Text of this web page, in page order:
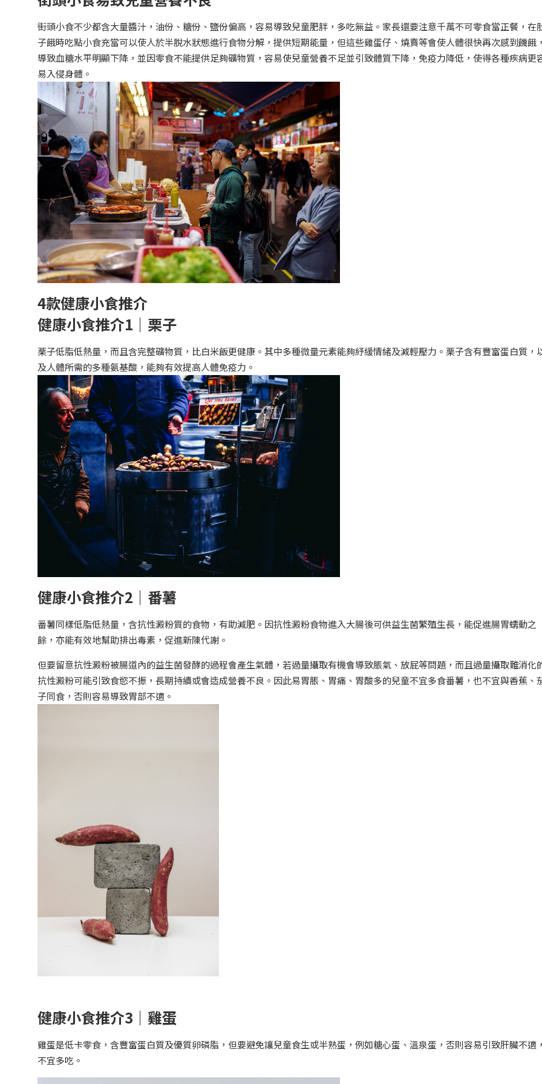
街頭小食不少都含大量醬汁，油份、糖份、鹽份偏高，容易導致兒童肥胖，多吃無益。家長還要注意千萬不可零食當正餐，在
子餓時吃點小食充當可以使人於半脫水狀態進行食物分解，提供短期能量，但這些雞蛋仔、燒賣等會使人體很快再次感到饑餓
導致血糖水平明顯下降，並因零食不能提供足夠礦物質，容易使兒童營養不足並引致體質下降，免疫力降低，使得各種疾病更
易入侵身體。
4款健康小食推介
健康小食推介1｜栗子
栗子低脂低熱量，而且含完整礦物質，比白米飯更健康。其中多種微量元素能夠紓緩情緒及減輕壓力。栗子含有豐富蛋白質，
及人體所需的多種氨基酸，能夠有效提高人體免疫力。
健康小食推介2｜番薯
番薯同樣低脂低熱量，含抗性澱粉質的食物，有助減肥。因抗性澱粉食物進入大腸後可供益生菌繁殖生長，能促進腸胃蠕動之
餘，亦能有效地幫助排出毒素，促進新陳代謝。
但要留意抗性澱粉被腸道內的益生菌發酵的過程會產生氣體，若過量攝取有機會導致脹氣、放屁等問題，而且過量攝取難消化
抗性澱粉可能引致食慾不振，長期持續或會造成營養不良。因此易胃脹、胃痛、胃酸多的兒童不宜多食番薯，也不宜與香蕉、
子同食，否則容易導致胃部不適。
健康小食推介3｜雞蛋
雞蛋是低卡零食，含豐富蛋白質及優質卵磷脂，但要避免讓兒童食生或半熟蛋，例如糖心蛋、溫泉蛋，否則容易引致肝臟不適
不宜多吃。